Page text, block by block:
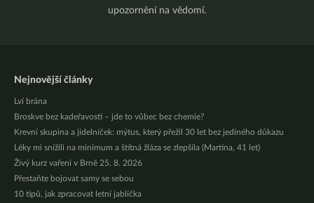
upozornění na vědomí.
Nejnovější články
Lví brána
Broskve bez kadeřavosti – jde to vůbec bez chemie?
Krevní skupina a jídelníček: mýtus, který přežil 30 let bez jediného důkazu
Léky mi snížili na minimum a štítná žláza se zlepšila (Martina, 41 let)
Živý kurz vaření v Brně 25. 8. 2026
Přestaňte bojovat samy se sebou
10 tipů, jak zpracovat letní jablíčka